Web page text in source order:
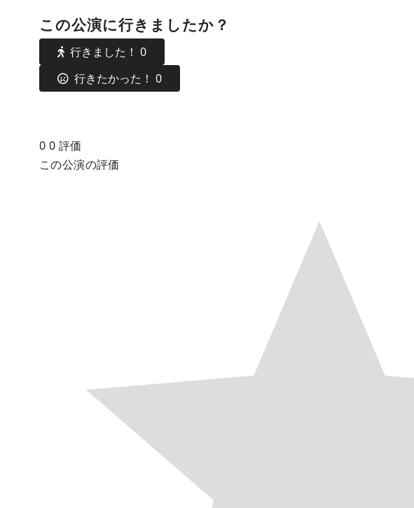
この公演に行きましたか？
行きました！ 0
行きたかった！ 0
0 0 評価
この公演の評価